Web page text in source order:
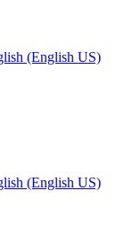
(English US)
(English US)